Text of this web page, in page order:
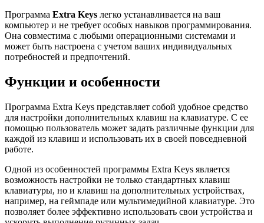
Программа Extra Keys легко устанавливается на ваш
компьютер и не требует особых навыков программирования.
Она совместима с любыми операционными системами и
может быть настроена с учетом ваших индивидуальных
потребностей и предпочтений.
Функции и особенности
Программа Extra Keys представляет собой удобное средство
для настройки дополнительных клавиш на клавиатуре. С ее
помощью пользователь может задать различные функции для
каждой из клавиш и использовать их в своей повседневной
работе.
Одной из особенностей программы Extra Keys является
возможность настройки не только стандартных клавиш
клавиатуры, но и клавиш на дополнительных устройствах,
например, на геймпаде или мультимедийной клавиатуре. Это
позволяет более эффективно использовать свои устройства и